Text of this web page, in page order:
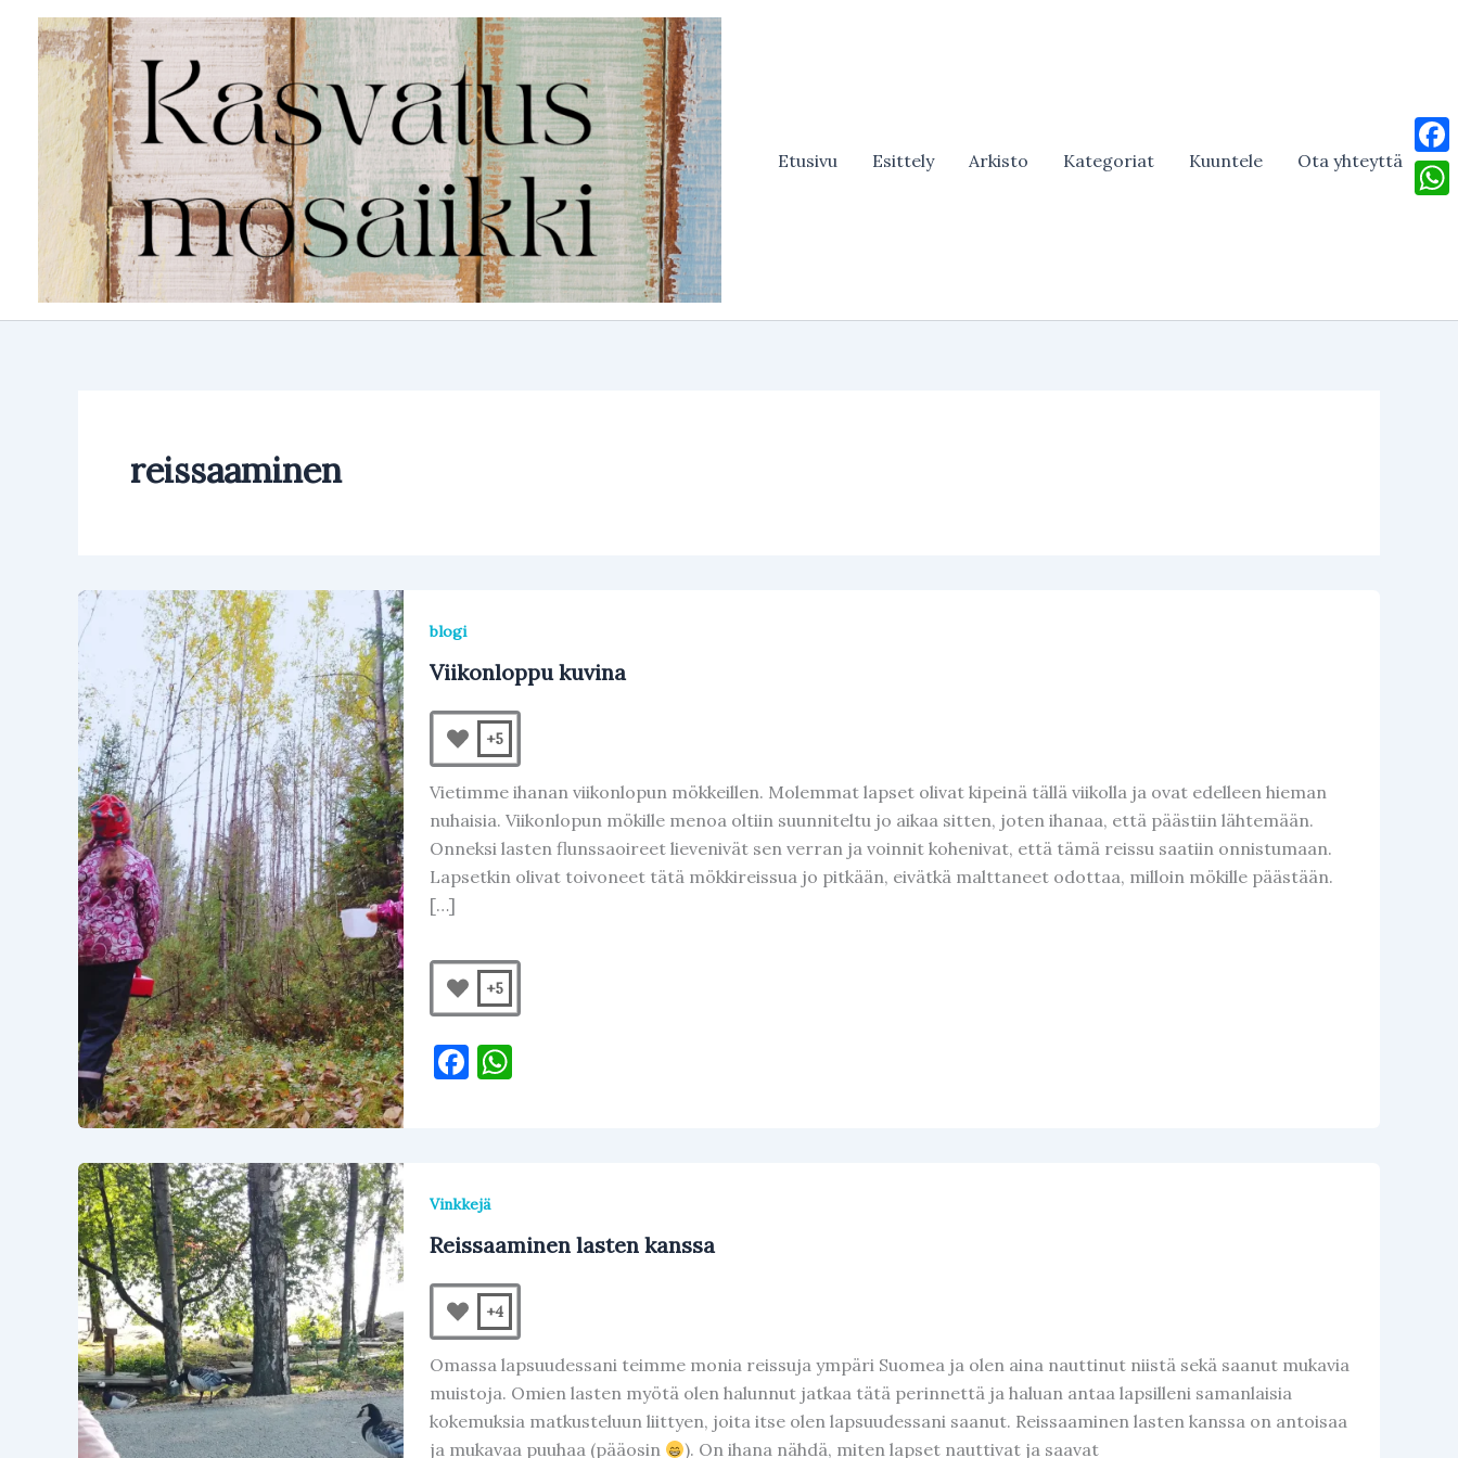
Siirry
sisältöön
Etusivu Esittely Arkisto Kategoriat Kuuntele Ota yhteyttä
reissaaminen
blogi
Viikonloppu kuvina
+5
Vietimme ihanan viikonlopun mökkeillen. Molemmat lapset olivat kipeinä tällä viikolla ja ovat edelleen hieman
nuhaisia. Viikonlopun mökille menoa oltiin suunniteltu jo aikaa sitten, joten ihanaa, että päästiin lähtemään.
Onneksi lasten flunssaoireet lievenivät sen verran ja voinnit kohenivat, että tämä reissu saatiin onnistumaan.
Lapsetkin olivat toivoneet tätä mökkireissua jo pitkään, eivätkä malttaneet odottaa, milloin mökille päästään.
[…]
+5
F
b
o
k
p
Vinkkejä
Reissaaminen lasten kanssa
+4
Omassa lapsuudessani teimme monia reissuja ympäri Suomea ja olen aina nauttinut niistä sekä saanut mukavia
muistoja. Omien lasten myötä olen halunnut jatkaa tätä perinnettä ja haluan antaa lapsilleni samanlaisia
kokemuksia matkusteluun liittyen, joita itse olen lapsuudessani saanut. Reissaaminen lasten kanssa on antoisaa
ja mukavaa puuhaa (pääosin
). On ihana nähdä, miten lapset nauttivat ja saavat